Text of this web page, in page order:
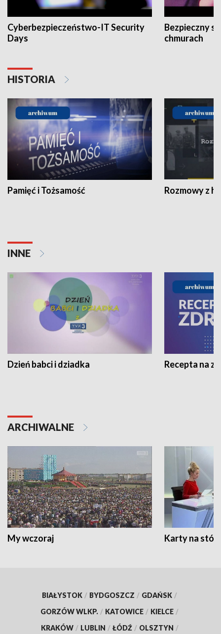
Cyberbezpieczeństwo-IT Security
Days
Bezpieczny
chmurach
HISTORIA
Pamięć i Tożsamość Rozmowy z
INNE
Dzień babci i dziadka Recepta na
ARCHIWALNE
My wczoraj Karty na
BIAŁYSTOK / BYDGOSZCZ / GDAŃSK /
GORZÓW WLKP. / KATOWICE / KIELCE /
KRAKÓW / LUBLIN / ŁÓDŹ / OLSZTYN /